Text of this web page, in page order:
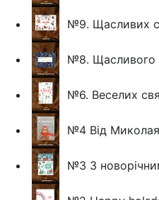
№9. Щасливих
№8. Щасливого
№6. Веселих
№4 Від
№3 З